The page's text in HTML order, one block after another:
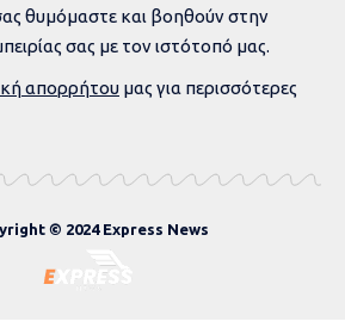
θυμόμαστε και βοηθούν στην
σας με τον ιστότοπό μας.
απορρήτου μας για περισσότερες
© 2024 Express News